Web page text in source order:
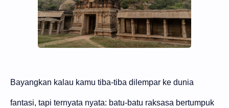
Bayangkan kalau kamu tiba-tiba dilempar ke dunia
fantasi, tapi ternyata nyata: batu-batu raksasa bertumpuk